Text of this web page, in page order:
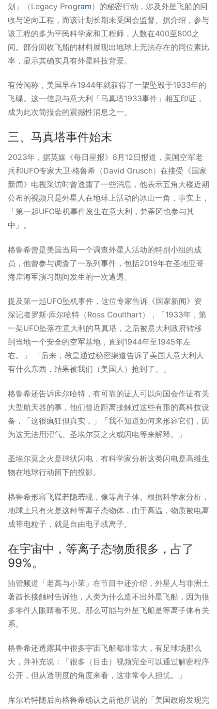
划」（Legacy Program）的秘密行动，涉及外星飞船的回
收与逆向工程，而该计划长期未受国会监督。据介绍，参与
该工程的多为平民科学家和工程师，人数在400至800之
间。部分回收飞船的材料展现出地球上无法存在的同位素比
率，显示其确实具有外星科技背景。
有传闻称，美国早在1944年就获得了一架坠毁于1933年的
飞碟。这一信息与意大利「马真塔1933事件」相互印证，
成为此次简报会的震撼性消息之一。
三、马真塔事件始末
2023年，据英媒《每日星报》6月12日报道，美国空军老
兵和UFO专家大卫·格鲁希（David Grusch）在接受《国家
新闻》电视采访时曾透露了一些消息，他表示五角大楼近期
公布的视频只是外星人在地球上活动的冰山一角，事实上，
「第一起UFO坠机事件发生在意大利，梵蒂冈也参与其
中」。
格鲁希曾是美国当局一个调查外星人活动的特别小组的成
员，他曾参与调查了一系列事件，包括2019年在圣地亚哥
海岸海军演习期间发生的一次遭遇。
提及第一起UFO坠机事件，这位专家告诉《国家新闻》资
深记者罗斯·库尔哈特（Ross Coulthart），「1933年，第
一架UFO坠落在意大利的马真塔，之后被意大利政府转移
到当地一个安全的空军基地，直到1944年至1945年左
右。」 「后来，教皇通过秘密渠道告诉了美国人意大利人
有什么东西，结果被我们（美国人）抢到了。」
格鲁希还告诉库尔哈特，有可靠的证人可以向国会作证有关
大型航天器的事，他们曾近距离接触过这些有形的高科技设
备，「这很疯狂但真实，」「我不知道如何来形容它们，因
为这无法用沼气、圣埃尔莫之火或闪电等来解释。」
圣埃尔莫之火是球状闪电，有科学家分析这类闪电是高维生
物在地球行动留下的投影。
格鲁希形容飞碟若隐若现，像等离子体。根据科学家分析，
地球上只有火是这种等离子态物体，由于高温，物质被电离
成带电粒子，就是自由电子或离子。
在宇宙中，等离子态物质很多，占了
99%。
油管频道「老高与小茉」在节目中还介绍，外星人与非洲土
著酋长接触时告诉他，人类为什么造不出外星飞船，因为很
多零件人眼睛看不见。那么可能与外星飞船是等离子体有关
系。
格鲁希还透露其中很多宇宙飞船都非常大，有足球场那么
大，并补充说：「很多（目击）视频完全可以通过解密程序
公开，但从透明度的角度来看，这非常令人担忧。」
库尔哈特随后向格鲁希确认之前他所说的「美国政府发现完